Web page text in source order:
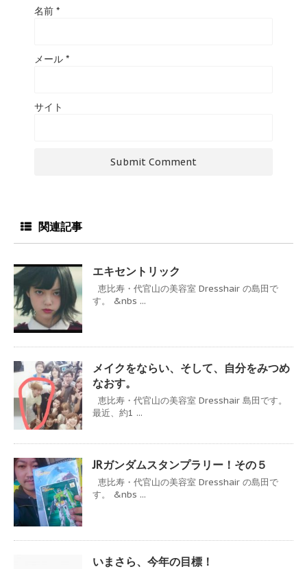
名前 *
メール *
サイト
関連記事
エキセントリック
恵比寿・代官山の美容室 Dresshair の島田で
す。 &nbs ...
メイクをならい、そして、自分をみつめ
なおす。
恵比寿・代官山の美容室 Dresshair 島田です。
最近、約1 ...
JRガンダムスタンプラリー！その５
恵比寿・代官山の美容室 Dresshair の島田で
す。 &nbs ...
いまさら、今年の目標！